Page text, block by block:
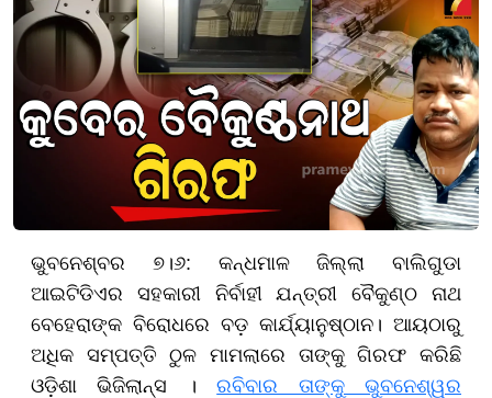
ଭୁବନେଶ୍ବର ୭।୬: କନ୍ଧମାଳ ଜିଲ୍ଲା ବାଲିଗୁଡା
ଆଇଟିଡିଏର ସହକାରୀ ନିର୍ବାହୀ ଯନ୍ତ୍ରୀ ବୈକୁଣ୍ଠ ନାଥ
ବେହେରାଙ୍କ ବିରୋଧରେ ବଡ଼ କାର୍ଯ୍ୟାନୁଷ୍ଠାନ। ଆୟଠାରୁ
ଅଧିକ ସମ୍ପତ୍ତି ଠୁଳ ମାମଲାରେ ତାଙ୍କୁ ଗିରଫ କରିଛି
ଓଡ଼ିଶା ଭିଜିଲାନ୍ସ ।ରବିବାର ତାଙ୍କୁ ଭୁବନେଶ୍ୱର